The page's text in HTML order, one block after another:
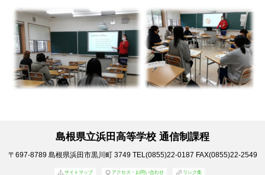
島根県立浜田高等学校 通信制課程
〒697-8789 島根県浜田市黒川町 3749 TEL(0855)22-0187 FAX(0855)22-2549
サイトマップ アクセス・お問い合わせ リンク集